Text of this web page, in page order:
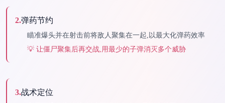
2.弹药节约
瞄准爆头并在射击前将敌人聚集在一起,以最大化弹药效率
💡 让僵尸聚集后再交战,用最少的子弹消灭多个威胁
3.战术定位